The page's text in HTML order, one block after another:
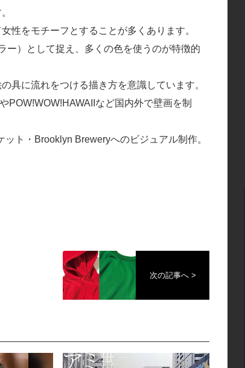
性をモチーフとすることが多くあります。
ー）として捉え、多くの色を使うのが特徴的
具に流れをつける描き方を意識しています。
POW!WOW!HAWAIIなど国内外で壁画を制
ト・Brooklyn Breweryへのビジュアル制作。
次の記事へ >